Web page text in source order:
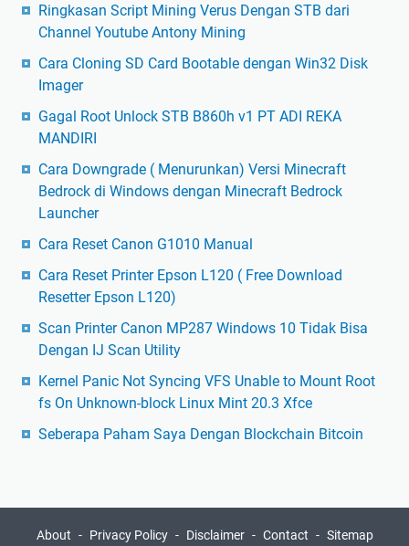
Ringkasan Script Mining Verus Dengan STB dari
Channel Youtube Antony Mining
Cara Cloning SD Card Bootable dengan Win32 Disk
Imager
Gagal Root Unlock STB B860h v1 PT ADI REKA
MANDIRI
Cara Downgrade ( Menurunkan) Versi Minecraft
Bedrock di Windows dengan Minecraft Bedrock
Launcher
Cara Reset Canon G1010 Manual
Cara Reset Printer Epson L120 ( Free Download
Resetter Epson L120)
Scan Printer Canon MP287 Windows 10 Tidak Bisa
Dengan IJ Scan Utility
Kernel Panic Not Syncing VFS Unable to Mount Root
fs On Unknown-block Linux Mint 20.3 Xfce
Seberapa Paham Saya Dengan Blockchain Bitcoin
About Privacy Policy Disclaimer Contact Sitemap